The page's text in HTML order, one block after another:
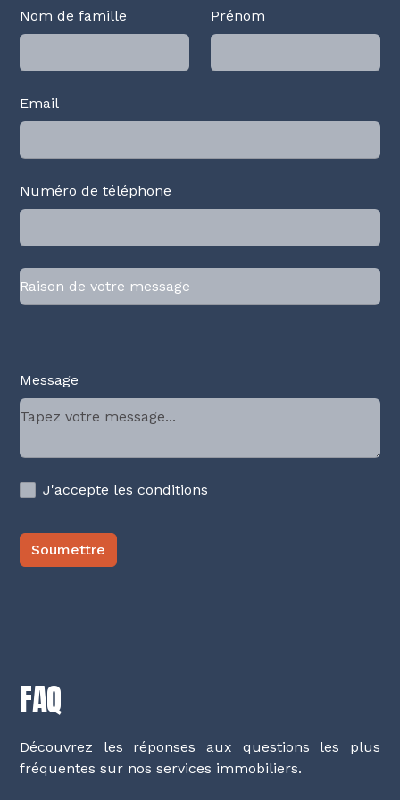
Nom de famille Prénom
Email
Numéro de téléphone
Message
J'accepte les conditions
FAQ
Découvrez les réponses aux questions les plus
fréquentes sur nos services immobiliers.